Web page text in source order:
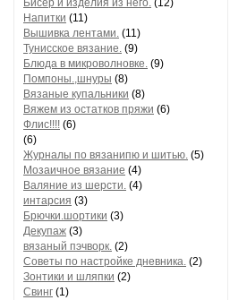
Бисер и изделия из него. (12)
Напитки (11)
Вышивка лентами. (11)
Тунисское вязание. (9)
Блюда в микроволновке. (9)
Помпоны.,шнуры (8)
Вязаные купальники (8)
Вяжем из остатков пряжи (6)
Флис!!!! (6)
(6)
Журналы по вязанипю и шитью. (5)
Мозаичное вязание (4)
Валяние из шерсти. (4)
интарсия (3)
Брючки.шортики (3)
Декупаж (3)
вязаный пэчворк. (2)
Советы по настройке дневника. (2)
Зонтики и шляпки (2)
Свинг (1)